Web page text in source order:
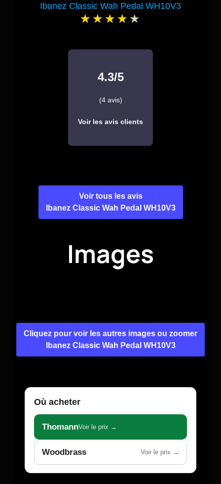
Ibanez Classic Wah Pedal WH10V3
4.3/5
(4 avis)
Voir les avis clients
Voir tous les avis
Ibanez Classic Wah Pedal WH10V3
Images
Cliquez pour voir les autres images ou zoomer
Ibanez Classic Wah Pedal WH10V3
Où acheter
ThomannVoir le prix →
Woodbrass Voir le prix →